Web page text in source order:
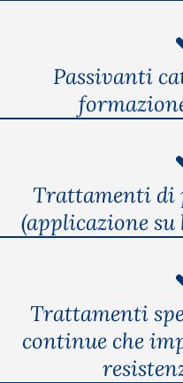
Passivanti
Trattamenti di
(applicazione
Trattamenti
continue che